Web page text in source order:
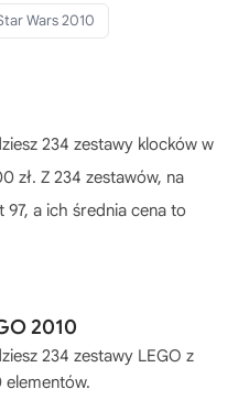
Wars 2010
234 zestawy klocków w
zł. Z 234 zestawów, na
a ich średnia cena to
2010
234 zestawy LEGO z
elementów.